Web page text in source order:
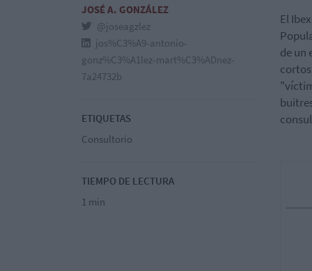
JOSÉ A. GONZÁLEZ
@joseagzlez
jos%C3%A9-antonio-
gonz%C3%A1lez-mart%C3%ADnez-
7a24732b
ETIQUETAS
Consultorio
TIEMPO DE LECTURA
1 min
El
de un